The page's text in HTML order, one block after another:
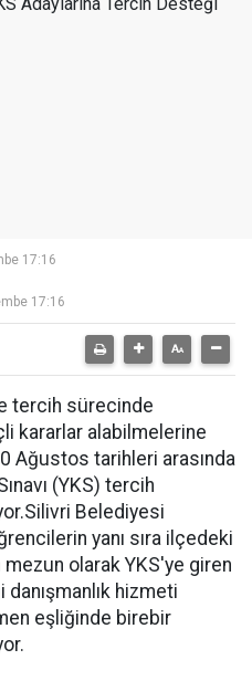
17:16
17:16
tercih sürecinde
kararlar alabilmelerine
Ağustos tarihleri arasında
(YKS) tercih
Belediyesi
yanı sıra ilçedeki
olarak YKS'ye giren
danışmanlık hizmeti
eşliğinde birebir